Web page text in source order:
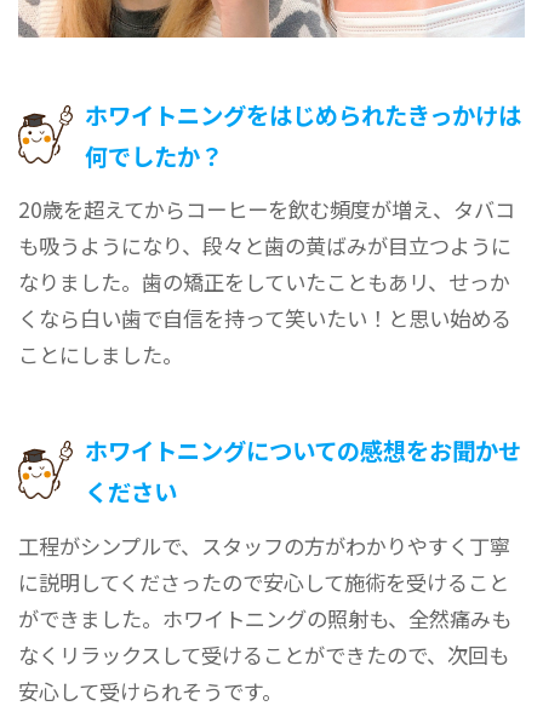
ホワイトニングをはじめられたきっかけは
何でしたか？
20歳を超えてからコーヒーを飲む頻度が増え、タバコ
も吸うようになり、段々と歯の黄ばみが目立つように
なりました。歯の矯正をしていたこともあリ、せっか
くなら白い歯で自信を持って笑いたい！と思い始める
ことにしました。
ホワイトニングについての感想をお聞かせ
ください
工程がシンプルで、スタッフの方がわかりやすく丁寧
に説明してくださったので安心して施術を受けること
ができました。ホワイトニングの照射も、全然痛みも
なくリラックスして受けることができたので、次回も
安心して受けられそうです。